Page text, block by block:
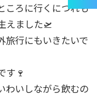
ころに行くにつれも
えました🛫
旅行にもいきたいで
す🍷
わいしながら飲むの